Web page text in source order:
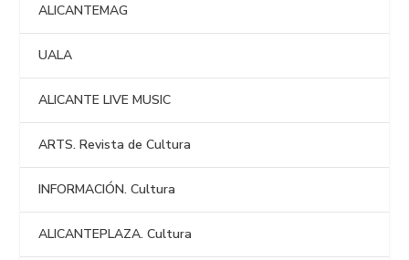
ALICANTEMAG
UALA
ALICANTE LIVE MUSIC
ARTS. Revista de Cultura
INFORMACIÓN. Cultura
ALICANTEPLAZA. Cultura